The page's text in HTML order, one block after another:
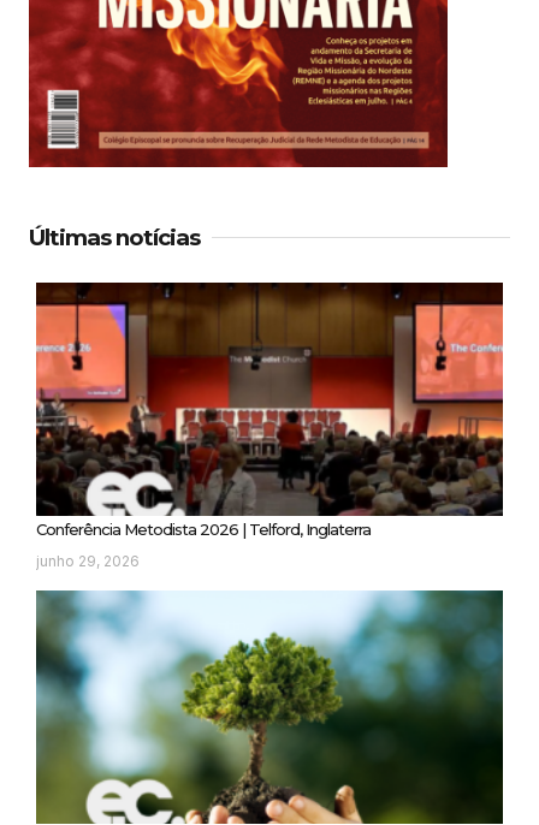
Últimas notícias
Conferência Metodista 2026 | Telford, Inglaterra
junho 29, 2026